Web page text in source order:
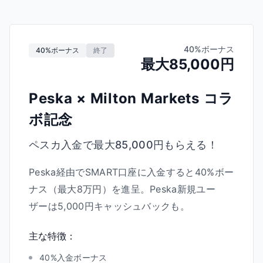
40%ボーナス 終了 40%ボーナス
最大85,000円
Peska × Milton Markets コラ
ボ記念
ペスカ入金で最大85,000円もらえる！
Peska経由でSMART口座に入金すると40%ボー
ナス（最大8万円）を進呈。Peska新規ユー
ザーは5,000円キャッシュバックも。
主な特徴：
40%入金ボーナス